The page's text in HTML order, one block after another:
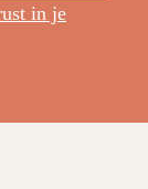
in je